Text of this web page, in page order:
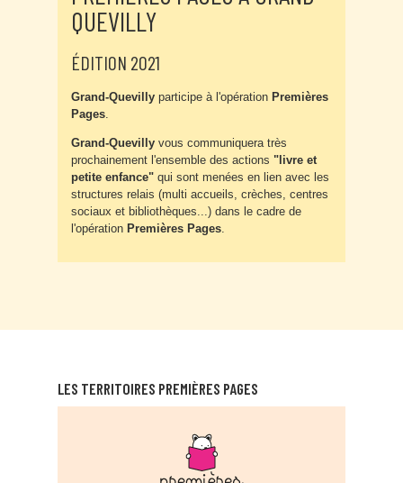
QUEVILLY
ÉDITION 2021
Grand-Quevilly participe à l'opération Premières
Pages.
Grand-Quevilly vous communiquera très
prochainement l'ensemble des actions "livre et
petite enfance" qui sont menées en lien avec les
structures relais (multi accueils, crèches, centres
sociaux et bibliothèques...) dans le cadre de
l'opération Premières Pages.
LES TERRITOIRES PREMIÈRES PAGES